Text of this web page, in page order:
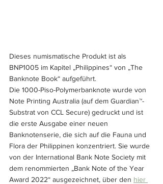
Dieses numismatische Produkt ist als
BNP1005 im Kapitel „Philippines“ von „The
Banknote Book“ aufgeführt.
Die 1000-Piso-Polymerbanknote wurde von
Note Printing Australia (auf dem Guardian™-
Substrat von CCL Secure) gedruckt und ist
die erste Ausgabe einer neuen
Banknotenserie, die sich auf die Fauna und
Flora der Philippinen konzentriert. Sie wurde
von der International Bank Note Society mit
dem renommierten „Bank Note of the Year
Award 2022“ ausgezeichnet, über den hier